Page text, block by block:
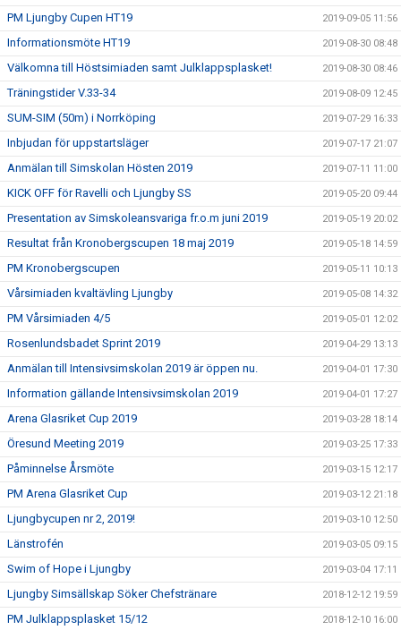
PM Ljungby Cupen HT19 2019-09-05 11:56
Informationsmöte HT19 2019-08-30 08:48
Välkomna till Höstsimiaden samt Julklappsplasket! 2019-08-30 08:46
Träningstider V.33-34 2019-08-09 12:45
SUM-SIM (50m) i Norrköping 2019-07-29 16:33
Inbjudan för uppstartsläger 2019-07-17 21:07
Anmälan till Simskolan Hösten 2019 2019-07-11 11:00
KICK OFF för Ravelli och Ljungby SS 2019-05-20 09:44
Presentation av Simskoleansvariga fr.o.m juni 2019 2019-05-19 20:02
Resultat från Kronobergscupen 18 maj 2019 2019-05-18 14:59
PM Kronobergscupen 2019-05-11 10:13
Vårsimiaden kvaltävling Ljungby 2019-05-08 14:32
PM Vårsimiaden 4/5 2019-05-01 12:02
Rosenlundsbadet Sprint 2019 2019-04-29 13:13
Anmälan till Intensivsimskolan 2019 är öppen nu. 2019-04-01 17:30
Information gällande Intensivsimskolan 2019 2019-04-01 17:27
Arena Glasriket Cup 2019 2019-03-28 18:14
Öresund Meeting 2019 2019-03-25 17:33
Påminnelse Årsmöte 2019-03-15 12:17
PM Arena Glasriket Cup 2019-03-12 21:18
Ljungbycupen nr 2, 2019! 2019-03-10 12:50
Länstrofén 2019-03-05 09:15
Swim of Hope i Ljungby 2019-03-04 17:11
Ljungby Simsällskap Söker Chefstränare 2018-12-12 19:59
PM Julklappsplasket 15/12 2018-12-10 16:00